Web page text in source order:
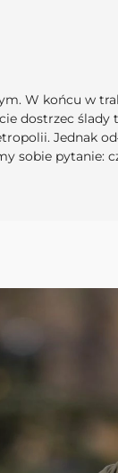
W końcu w
dostrzec
Jednak
pytanie: